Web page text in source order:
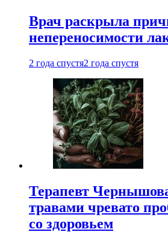
Врач раскрыла
непереносимости
2 года спустя2 года спустя
Терапевт
травами чревато
со здоровьем